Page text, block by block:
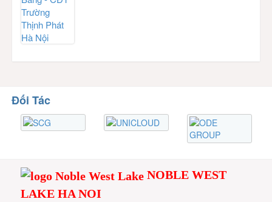
Đối Tác
NOBLE WEST
LAKE HA NOI